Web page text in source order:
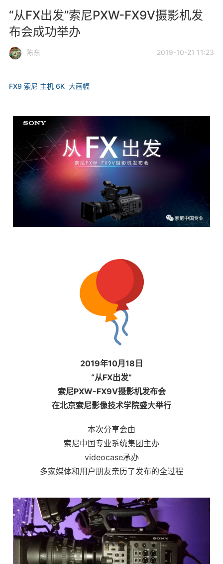
“从FX出发”索尼PXW-FX9V摄影机发
布会成功举办
陈东 2019-10-21 11:23
FX9 索尼 主机 6K 大画幅
2019年10月18日
“从FX出发”
索尼PXW-FX9V摄影机发布会
在北京索尼影像技术学院盛大举行
本次分享会由
索尼中国专业系统集团主办
videocase承办
多家媒体和用户朋友亲历了发布的全过程